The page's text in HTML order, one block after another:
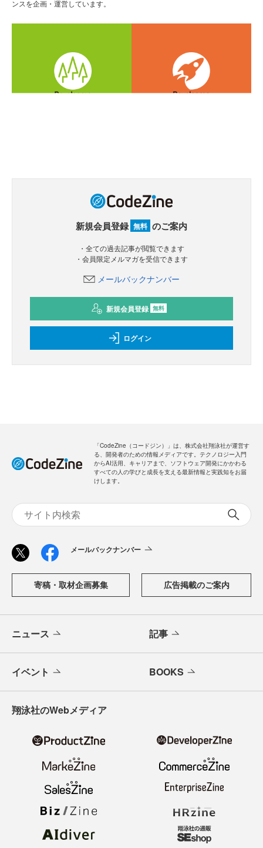
ンスを企画・運営しています。
新規会員登録 無料 のご案内
・全ての過去記事が閲覧できます
・会員限定メルマガを受信できます
メールバックナンバー
新規会員登録 無料
ログイン
「CodeZine（コードジン）」は、株式会社翔泳社が運営す
る、開発者のための情報メディアです。テクノロジー入門
からAI活用、キャリアまで、ソフトウェア開発にかかわる
すべての人の学びと成長を支える最新情報と実践知をお届
けします。
メールバックナンバー
寄稿・取材企画募集 広告掲載のご案内
ニュース 記事
イベント BOOKS
翔泳社のWebメディア